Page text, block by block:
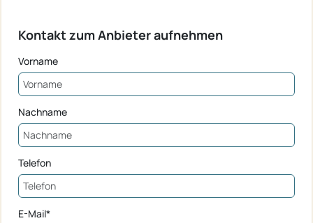
Kontakt zum Anbieter aufnehmen
Vorname
Nachname
Telefon
E-Mail*